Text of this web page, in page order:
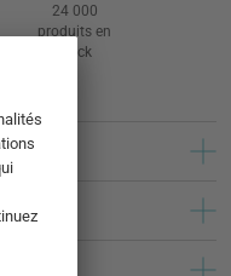
24 000
produits en
stock